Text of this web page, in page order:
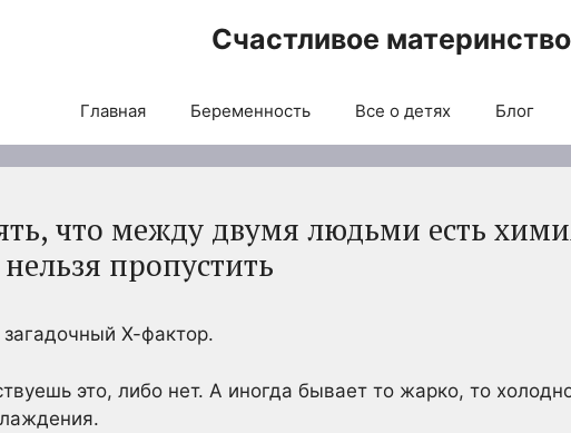
Счастливое материнство
Главная Беременность Все о детях Блог
что между двумя людьми есть
пропустить
Х-фактор.
это, либо нет. А иногда бывает то жарко, то